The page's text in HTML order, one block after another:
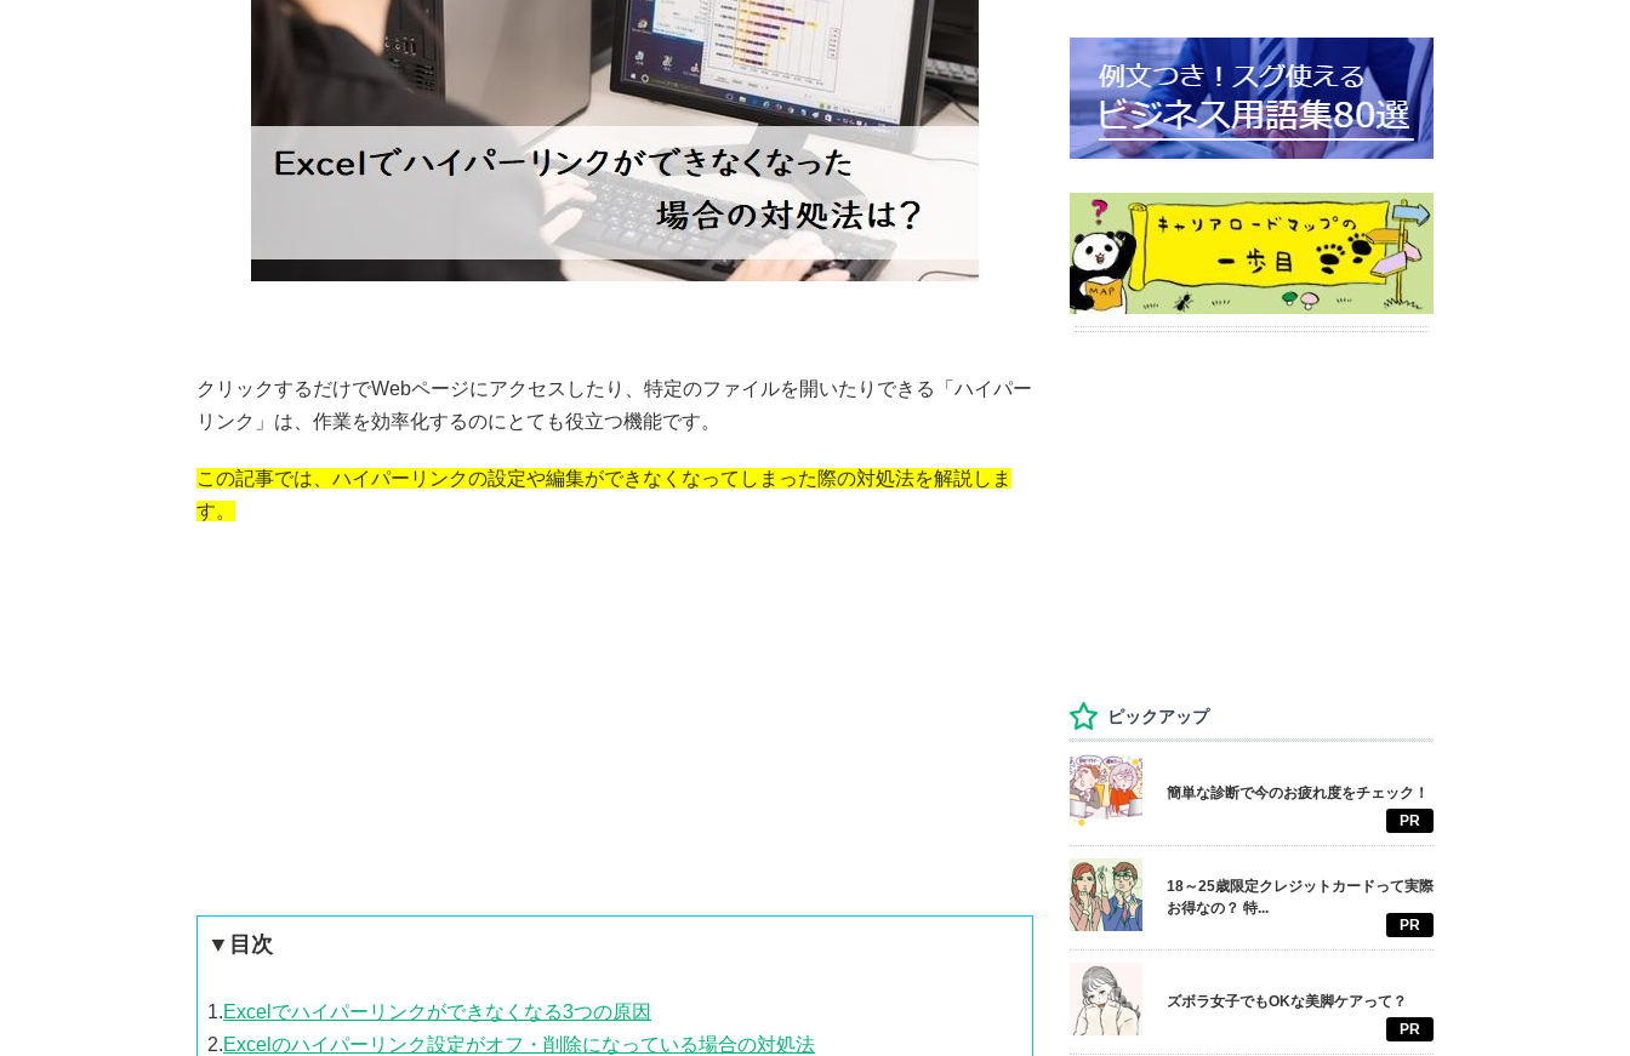
クリックするだけでWebページにアクセスしたり、特定のファイルを開いたりできる「ハイパー
リンク」は、作業を効率化するのにとても役立つ機能です。
この記事では、ハイパーリンクの設定や編集ができなくなってしまった際の対処法を解説しま
す。
▼目次
1.Excelでハイパーリンクができなくなる3つの原因
2.Excelのハイパーリンク設定がオフ・削除になっている場合の対処法
ピックアップ
簡単な診断で今のお疲れ度をチェック！
PR
18～25歳限定クレジットカードって実際
お得なの？ 特...
PR
ズボラ女子でもOKな美脚ケアって？
PR